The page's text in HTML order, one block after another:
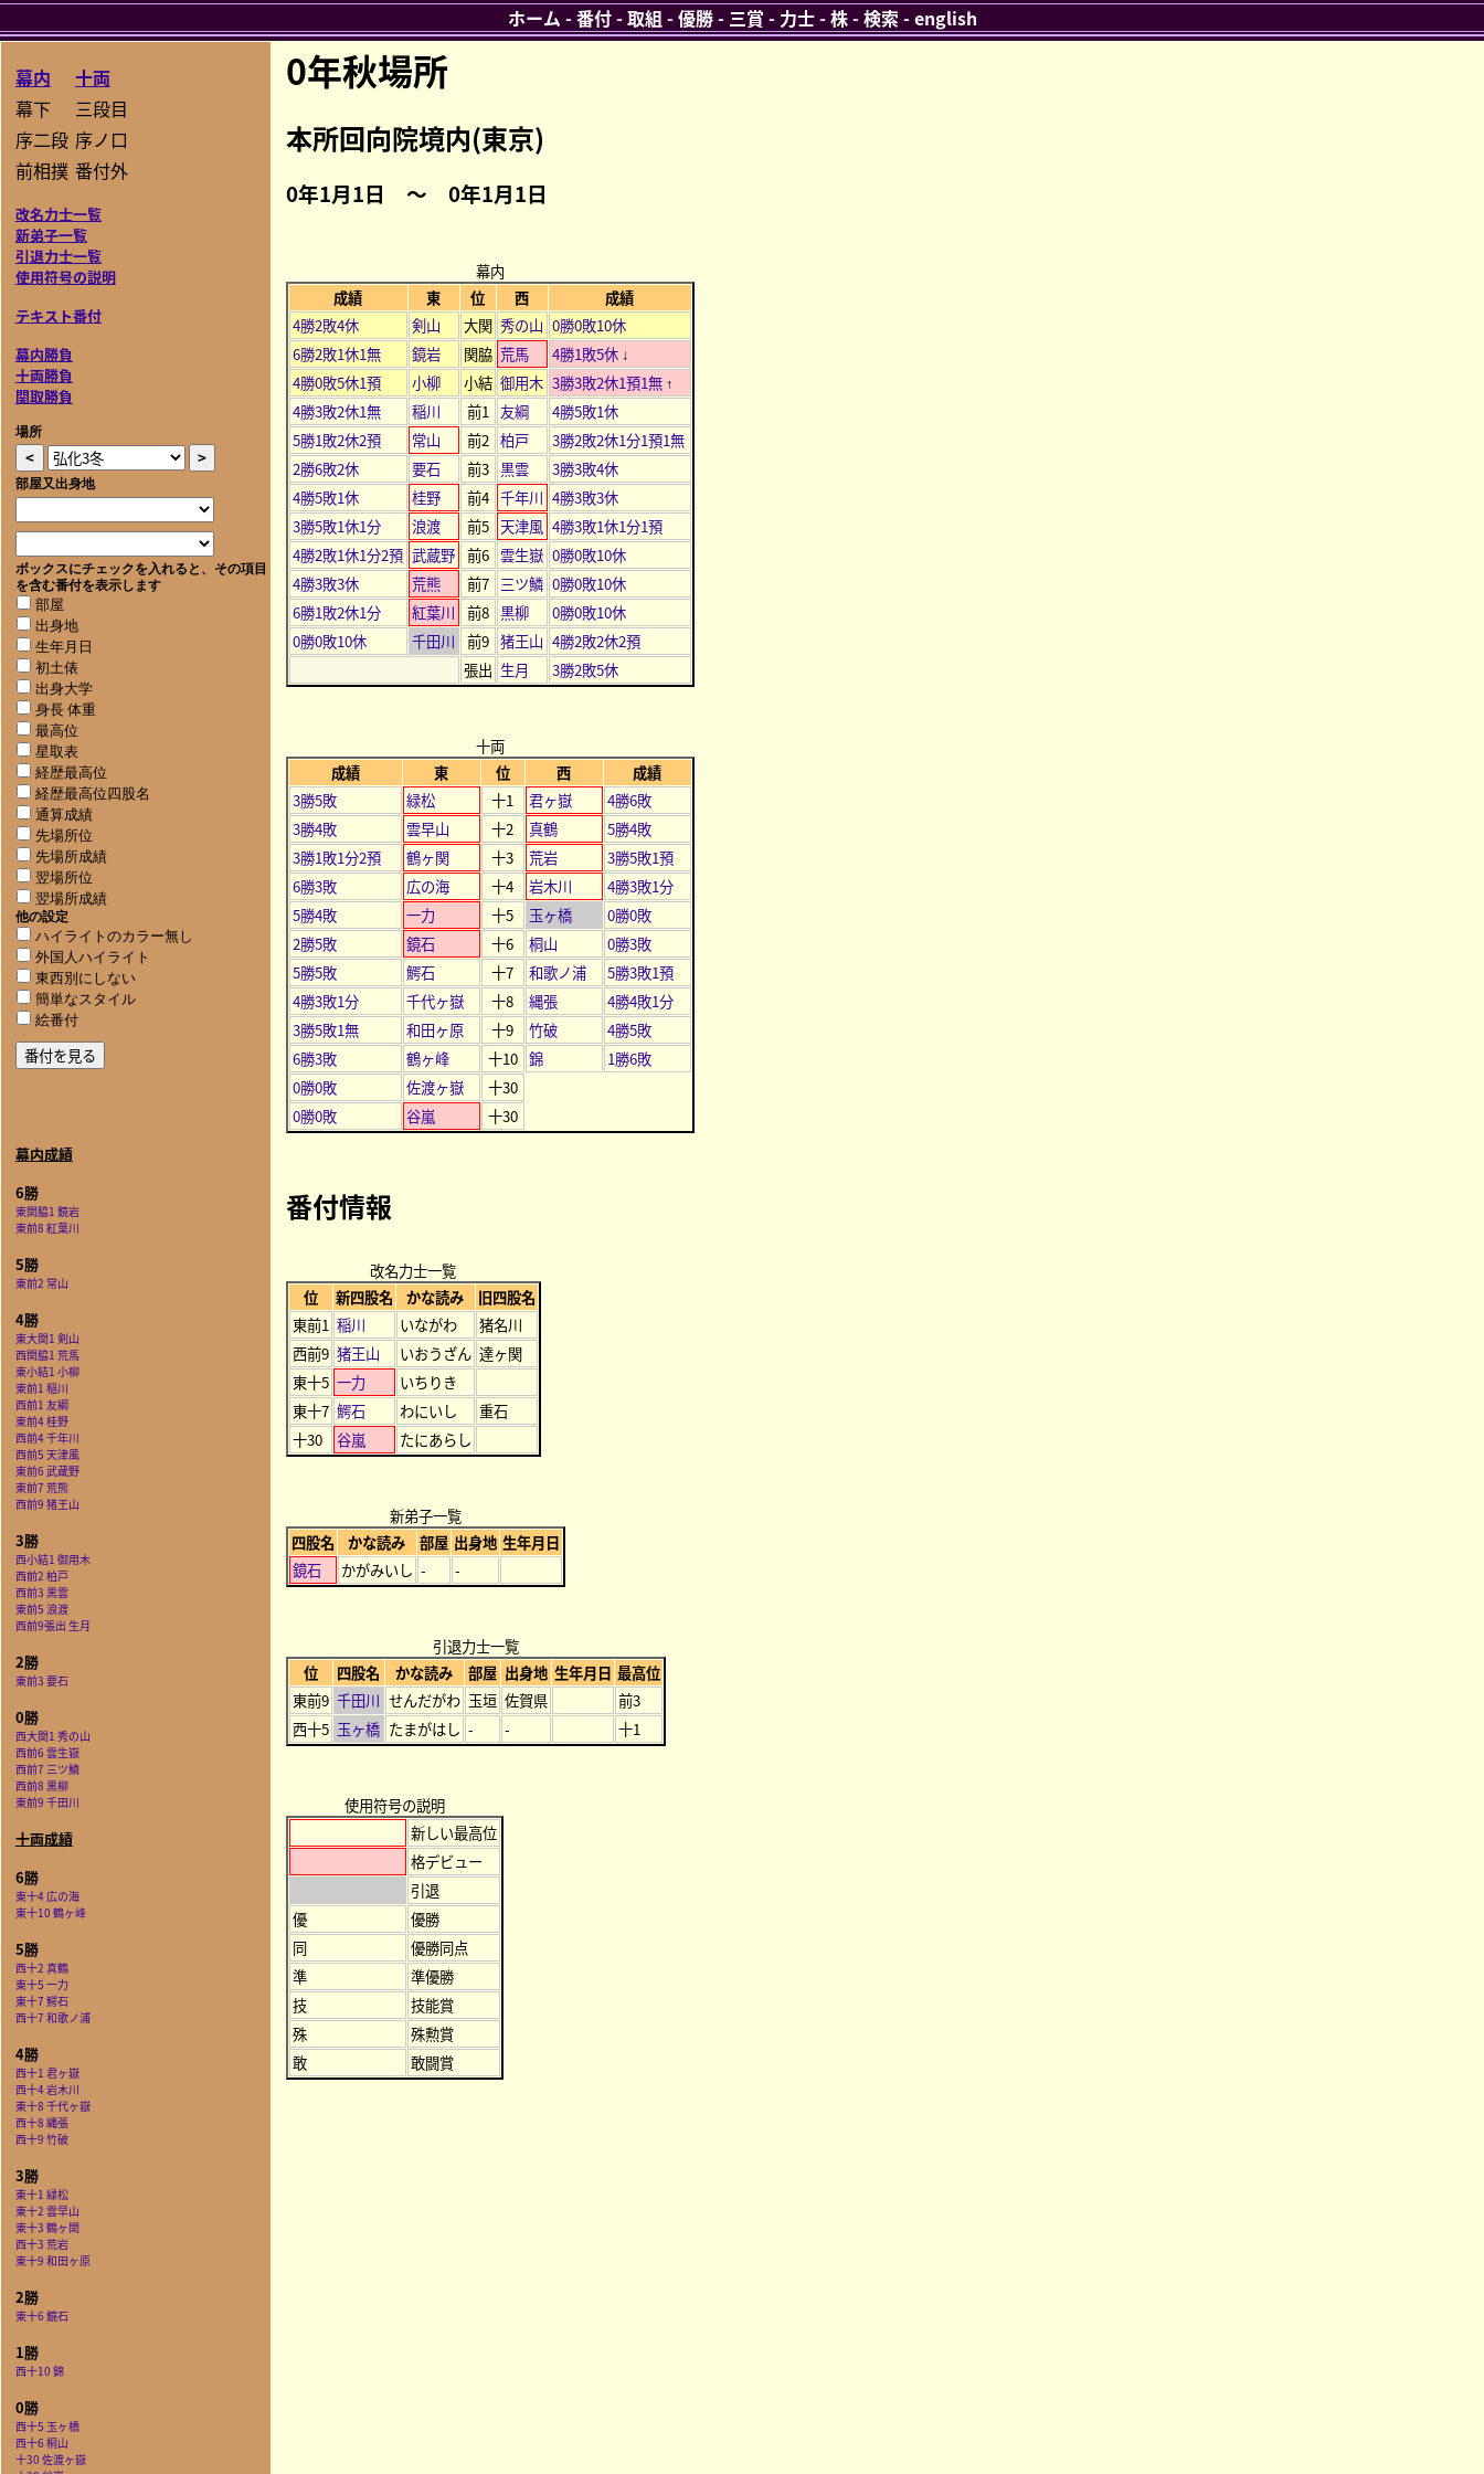
幕内
十両
幕下
三段目
序二段 序ノ口
前相撲 番付外
改名力士一覧
新弟子一覧
引退力士一覧
使用符号の説明
テキスト番付
幕内勝負
十両勝負
関取勝負
場所
部屋又出身地
ボックスにチェックを入れると、その項目
を含む番付を表示します
部屋
出身地
生年月日
初土俵
出身大学
身長 体重
最高位
星取表
経歴最高位
経歴最高位四股名
通算成績
先場所位
先場所成績
翌場所位
翌場所成績
他の設定
ハイライトのカラー無し
外国人ハイライト
東西別にしない
簡単なスタイル
絵番付
幕内成績
6勝
東関脇1 鏡岩
東前8 紅葉川
5勝
東前2 常山
4勝
東大関1 剣山
西関脇1 荒馬
東小結1 小柳
東前1 稲川
西前1 友綱
東前4 桂野
西前4 千年川
西前5 天津風
東前6 武蔵野
東前7 荒熊
西前9 猪王山
3勝
西小結1 御用木
西前2 柏戸
西前3 黒雲
東前5 浪渡
西前9張出 生月
2勝
東前3 要石
0勝
西大関1 秀の山
西前6 雲生嶽
西前7 三ツ鱗
西前8 黒柳
東前9 千田川
十両成績
6勝
東十4 広の海
東十10 鶴ヶ峰
5勝
西十2 真鶴
東十5 一力
東十7 鰐石
西十7 和歌ノ浦
4勝
西十1 君ヶ嶽
西十4 岩木川
東十8 千代ヶ嶽
西十8 縄張
西十9 竹破
3勝
東十1 緑松
東十2 雲早山
東十3 鶴ヶ関
西十3 荒岩
東十9 和田ヶ原
2勝
東十6 鏡石
1勝
西十10 錦
0勝
西十5 玉ヶ橋
西十6 桐山
十30 佐渡ヶ嶽
0年秋場所
本所回向院境内(東京)
0年1月1日 ～ 0年1月1日
幕内
成績
東 位 西
成績
4勝2敗4休
剣山 大関 秀の山 0勝0敗10休
6勝2敗1休1無
鏡岩 関脇 荒馬 4勝1敗5休 ↓
4勝0敗5休1預 小柳 小結 御用木 3勝3敗2休1預1無 ↑
4勝3敗2休1無 稲川 前1 友綱
4勝5敗1休
5勝1敗2休2預
常山 前2 柏戸
3勝2敗2休1分1預1無
2勝6敗2休
要石 前3 黒雲
3勝3敗4休
4勝5敗1休
桂野 前4 千年川 4勝3敗3休
3勝5敗1休1分
浪渡 前5 天津風 4勝3敗1休1分1預
4勝2敗1休1分2預 武蔵野 前6 雲生嶽 0勝0敗10休
4勝3敗3休
荒熊 前7 三ツ鱗 0勝0敗10休
6勝1敗2休1分
紅葉川 前8 黒柳
0勝0敗10休
0勝0敗10休
千田川 前9 猪王山 4勝2敗2休2預
張出 生月 3勝2敗5休
十両
成績
東 位 西
成績
3勝5敗
緑松 十1 君ヶ嶽
4勝6敗
3勝4敗
雲早山 十2 真鶴
5勝4敗
3勝1敗1分2預
鶴ヶ関 十3 荒岩
3勝5敗1預
6勝3敗
広の海 十4 岩木川
4勝3敗1分
5勝4敗
一力 十5 玉ヶ橋
0勝0敗
2勝5敗
鏡石 十6 桐山
0勝3敗
5勝5敗
鰐石 十7 和歌ノ浦
5勝3敗1預
4勝3敗1分
千代ヶ嶽 十8 縄張
4勝4敗1分
3勝5敗1無
和田ヶ原 十9 竹破
4勝5敗
6勝3敗
鶴ヶ峰 十10 錦
1勝6敗
0勝0敗
佐渡ヶ嶽
十30
0勝0敗
谷嵐 十30
番付情報
改名力士一覧
位
新四股名 かな読み
旧四股名
東前1 稲川 いながわ
猪名川
西前9 猪王山 いおうざん 達ヶ関
東十5 一力
いちりき
東十7 鰐石 わにいし
重石
十30
谷嵐 たにあらし
新弟子一覧
四股名
かな読み 部屋 出身地 生年月日
鏡石
かがみいし - -
引退力士一覧
位
四股名 かな読み 部屋 出身地 生年月日 最高位
東前9 千田川 せんだがわ 玉垣 佐賀県
前3
西十5 玉ヶ橋 たまがはし - - 十1
使用符号の説明
新しい最高位
格デビュー
引退
優
優勝
同
優勝同点
準
準優勝
技
技能賞
殊
殊勲賞
敢
敢闘賞
ホーム -番付-取組 -優勝- 三賞 - 力士-株-検索 -english